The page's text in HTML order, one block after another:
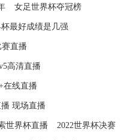
女足世界杯夺冠榜
杯最好成绩是几强
直播
高清直播
在线直播
播 现场直播
世界杯直播 2022世界杯决赛